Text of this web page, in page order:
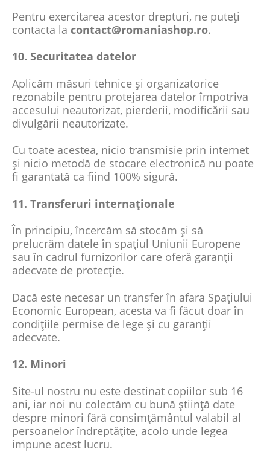
Pentru exercitarea acestor drepturi, ne puteți
contacta la contact@romaniashop.ro.
10. Securitatea datelor
Aplicăm măsuri tehnice și organizatorice
rezonabile pentru protejarea datelor împotriva
accesului neautorizat, pierderii, modificării sau
divulgării neautorizate.
Cu toate acestea, nicio transmisie prin internet
și nicio metodă de stocare electronică nu poate
fi garantată ca fiind 100% sigură.
11. Transferuri internaționale
În principiu, încercăm să stocăm și să
prelucrăm datele în spațiul Uniunii Europene
sau în cadrul furnizorilor care oferă garanții
adecvate de protecție.
Dacă este necesar un transfer în afara Spațiului
Economic European, acesta va fi făcut doar în
condițiile permise de lege și cu garanții
adecvate.
12. Minori
Site-ul nostru nu este destinat copiilor sub 16
ani, iar noi nu colectăm cu bună știință date
despre minori fără consimțământul valabil al
persoanelor îndreptățite, acolo unde legea
impune acest lucru.